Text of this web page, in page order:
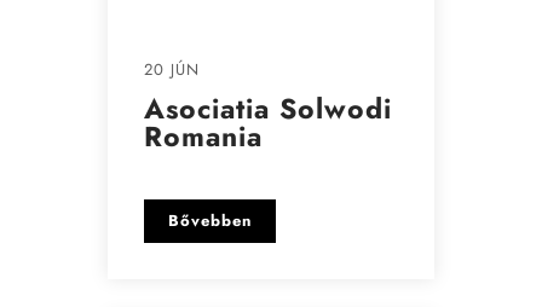
20 JÚN
Asociatia Solwodi
Romania
Bővebben